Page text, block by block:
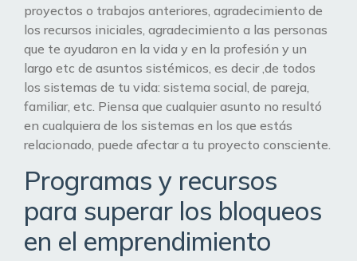
proyectos o trabajos anteriores, agradecimiento de
los recursos iniciales, agradecimiento a las personas
que te ayudaron en la vida y en la profesión y un
largo etc de asuntos sistémicos, es decir ,de todos
los sistemas de tu vida: sistema social, de pareja,
familiar, etc. Piensa que cualquier asunto no resultó
en cualquiera de los sistemas en los que estás
relacionado, puede afectar a tu proyecto consciente.
Programas y recursos
para superar los bloqueos
en el emprendimiento